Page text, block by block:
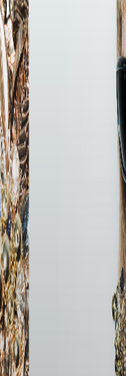
In che modo il vostro
“Spaces” nel 2013?
E’ cambiato
e anche meno
all’ascoltatore. Siamo
musicisti.
Siete nella scena dal
dance è cambiato
Molte cose sono
come la musica
più apprezzata dal